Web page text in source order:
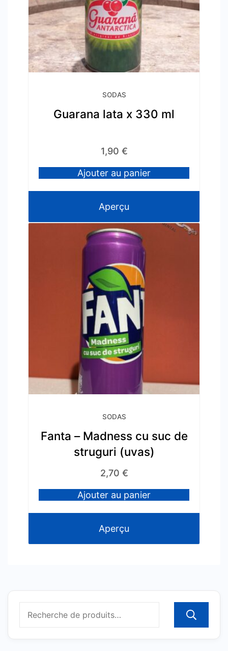
SODAS
Guarana lata x 330 ml
1,90 €
Ajouter au panier
Aperçu
SODAS
Fanta – Madness cu suc de
struguri (uvas)
2,70 €
Ajouter au panier
Aperçu